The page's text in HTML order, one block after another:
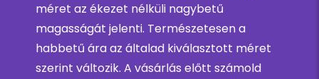
méret az ékezet nélküli nagybetű
magasságát jelenti. Természetesen a
habbetű ára az általad kiválasztott méret
szerint változik. A vásárlás előtt számold